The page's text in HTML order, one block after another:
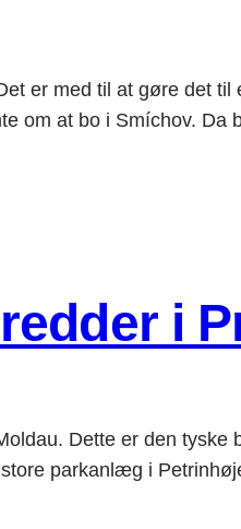
er med til at gøre det til
om at bo i Smíchov. Da
i
Dette er den tyske
parkanlæg i